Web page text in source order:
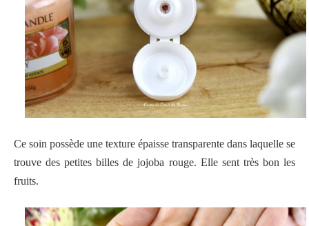
Ce soin possède une texture épaisse transparente dans laquelle se
trouve des petites billes de jojoba rouge. Elle sent très bon les
fruits.